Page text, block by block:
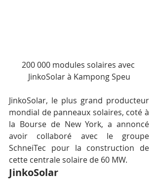
200 000 modules solaires avec
JinkoSolar à Kampong Speu
JinkoSolar, le plus grand producteur
mondial de panneaux solaires, coté à
la Bourse de New York, a annoncé
avoir collaboré avec le groupe
SchneiTec pour la construction de
cette centrale solaire de 60 MW.
JinkoSolar